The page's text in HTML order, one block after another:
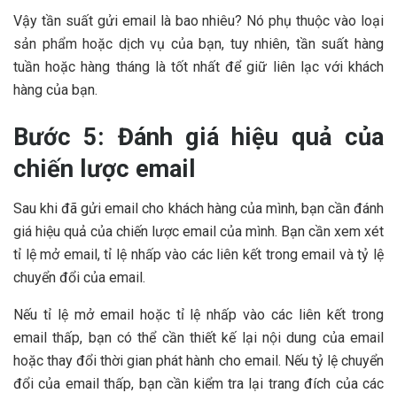
Vậy tần suất gửi email là bao nhiêu? Nó phụ thuộc vào loại
sản phẩm hoặc dịch vụ của bạn, tuy nhiên, tần suất hàng
tuần hoặc hàng tháng là tốt nhất để giữ liên lạc với khách
hàng của bạn.
Bước 5: Đánh giá hiệu quả của
chiến lược email
Sau khi đã gửi email cho khách hàng của mình, bạn cần đánh
giá hiệu quả của chiến lược email của mình. Bạn cần xem xét
tỉ lệ mở email, tỉ lệ nhấp vào các liên kết trong email và tỷ lệ
chuyển đổi của email.
Nếu tỉ lệ mở email hoặc tỉ lệ nhấp vào các liên kết trong
email thấp, bạn có thể cần thiết kế lại nội dung của email
hoặc thay đổi thời gian phát hành cho email. Nếu tỷ lệ chuyển
đổi của email thấp, bạn cần kiểm tra lại trang đích của các